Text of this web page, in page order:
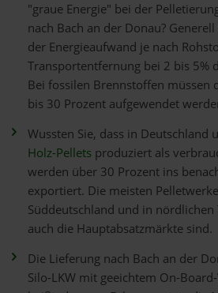
"graue Energie" bei der
nach Bach an der Donau?
der Energieaufwand je nach
Transportentfernung bei 2 bis 5%
Bei fossilen Brennstoffen müssen
bis 30 Prozent aufgewendet
Wussten Sie, dass in Deutschland
Holz-Pellets produziert als
werden über 30 Prozent ins
exportiert. Die meisten
Süddeutschland und in nördlichen
auch die Hauptabsatzmärkte sind.
Die Lieferung nach Bach an der
Silo-LKW mit geeichtem On-